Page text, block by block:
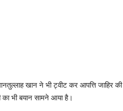
खान ने भी ट्वीट कर आपत्ति जाहिर की
भी बयान सामने आया है।